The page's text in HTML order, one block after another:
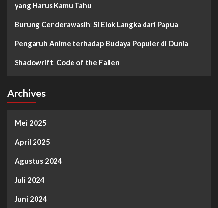
yang Harus Kamu Tahu
Burung Cenderawasih: Si Elok Langka dari Papua
Pengaruh Anime terhadap Budaya Populer di Dunia
Shadowrift: Code of the Fallen
Archives
Mei 2025
April 2025
Agustus 2024
Juli 2024
Juni 2024